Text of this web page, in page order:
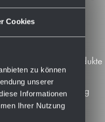
Cookies
zu können
unserer
Informationen
Ihrer Nutzung
BIM-Daten
Mehr
Alternative Produkte
Ersatzteile
Produktanleitung